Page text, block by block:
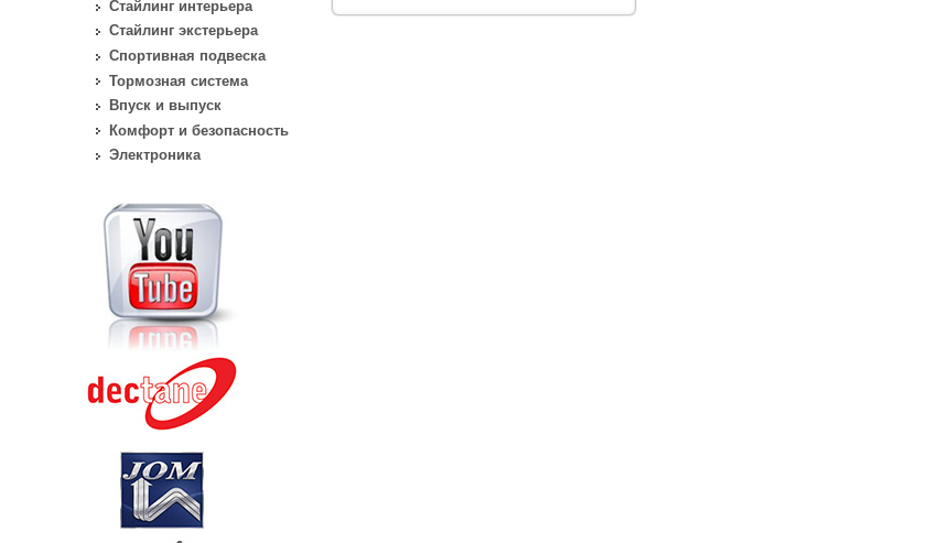
Стайлинг интерьера
Стайлинг экстерьера
Спортивная подвеска
Тормозная система
Впуск и выпуск
Комфорт и безопасность
Электроника